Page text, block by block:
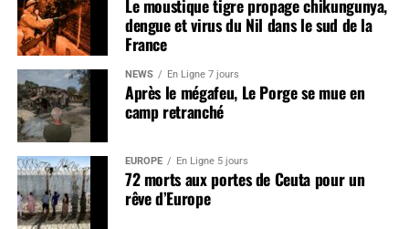
Le moustique tigre propage chikungunya,
dengue et virus du Nil dans le sud de la
France
NEWS En Ligne 7 jours
Après le mégafeu, Le Porge se mue en
camp retranché
EUROPE En Ligne 5 jours
72 morts aux portes de Ceuta pour un
rêve d’Europe